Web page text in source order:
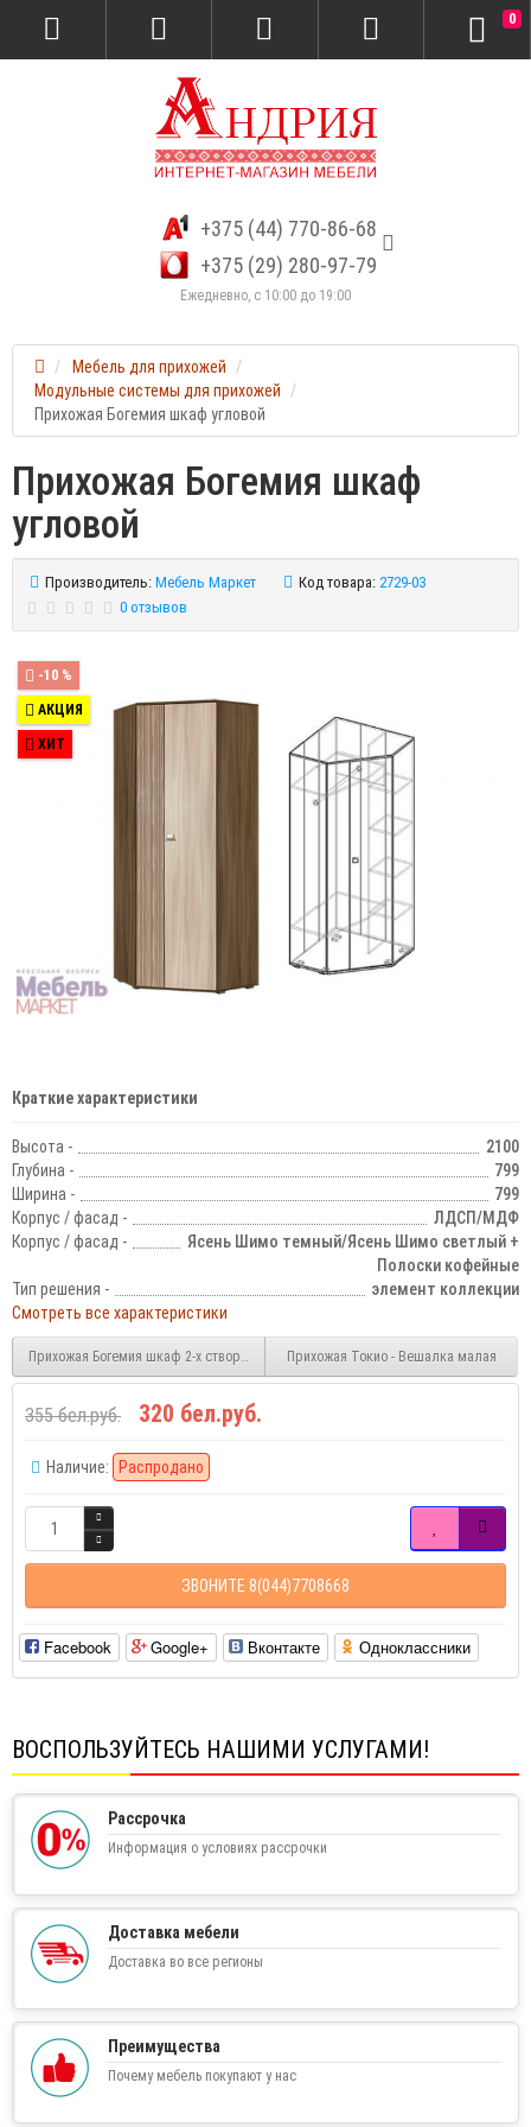
+375 (44) 770-86-68
+375 (29) 280-97-79
Ежедневно, с 10:00 до 19:00
0
Мебель для прихожей
Модульные системы для прихожей
Прихожая Богемия шкаф угловой
Прихожая Богемия шкаф
угловой
Производитель: Мебель Маркет Код товара: 2729-03
0 отзывов
-10 %
АКЦИЯ
ХИТ
Краткие характеристики
Высота -
2100
Глубина -
799
Ширина -
799
Корпус / фасад -
ЛДСП/МДФ
Корпус / фасад -
Ясень Шимо темный/Ясень Шимо светлый +
Полоски кофейные
Тип решения -
элемент коллекции
Смотреть все характеристики
Прихожая Богемия шкаф 2-х створчатый Прихожая Токио - Вешалка малая
355 бел.руб. 320 бел.руб.
Наличие: Распродано
ЗВОНИТЕ 8(044)7708668
Facebook Google+ Вконтакте Одноклассники
ВОСПОЛЬЗУЙТЕСЬ НАШИМИ УСЛУГАМИ!
Рассрочка
Информация о условиях рассрочки
Доставка мебели
Доставка во все регионы
Преимущества
Почему мебель покупают у нас